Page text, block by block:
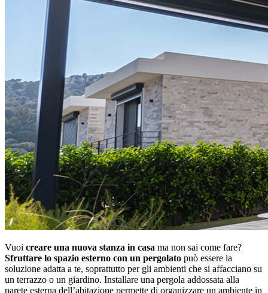
Vuoi creare una nuova stanza in casa ma non sai come fare?
Sfruttare lo spazio esterno con un pergolato può essere la
soluzione adatta a te, soprattutto per gli ambienti che si affacciano su
un terrazzo o un giardino. Installare una pergola addossata alla
parete esterna dell’abitazione permette di organizzare un ambiente in